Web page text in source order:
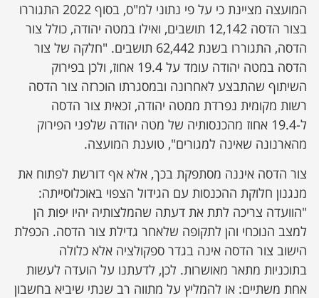
המועצה מציינת כי על פי נתוני למ"ס, בסוף 2022 התגוררו
בצור הדסה 12,142 תושבים, ואילו במטה יהודה, כולל צור
הדסה, התגוררו בשנת 62,442 תושבים. "חלקה של צור
הדסה במטה יהודה עומד על 19.4 אחוז, ולכן בפירוק
השיתוף שהתבצע לאחרונה ובמסגרתו הוכרזה צור הדסה
רשות מקומית נפרדת ממטה יהודה, זכאית צור הדסה
ל-19.4 אחוז מהכנסותיה של מטה יהודה שלפני הפירוק
מהארנונה שאינה למגורים", טוענת המועצה.
צור הדסה איננה מסתפקת בכך, אלא אף דורשת לפתוח את
מנגנון חלוקת ההכנסות עם הגידול הצפוי באוכלוסייתה:
"הוועדה צריכה לתת את דעתה שהמלצותיה יהיו יפות הן
למצב הנוכחי והן לתקופה שלאחר גדילת צור הדסה. הכפלת
הישוב צור הדסה אינה בגדר ספקולציה אלא כלולה
בתוכניות מתאר מאושרות. לכן, לדעתנו על הועדה לעשות
אחת משתיים: או להמליץ על מתווה רב שנתי שיביא בחשבון